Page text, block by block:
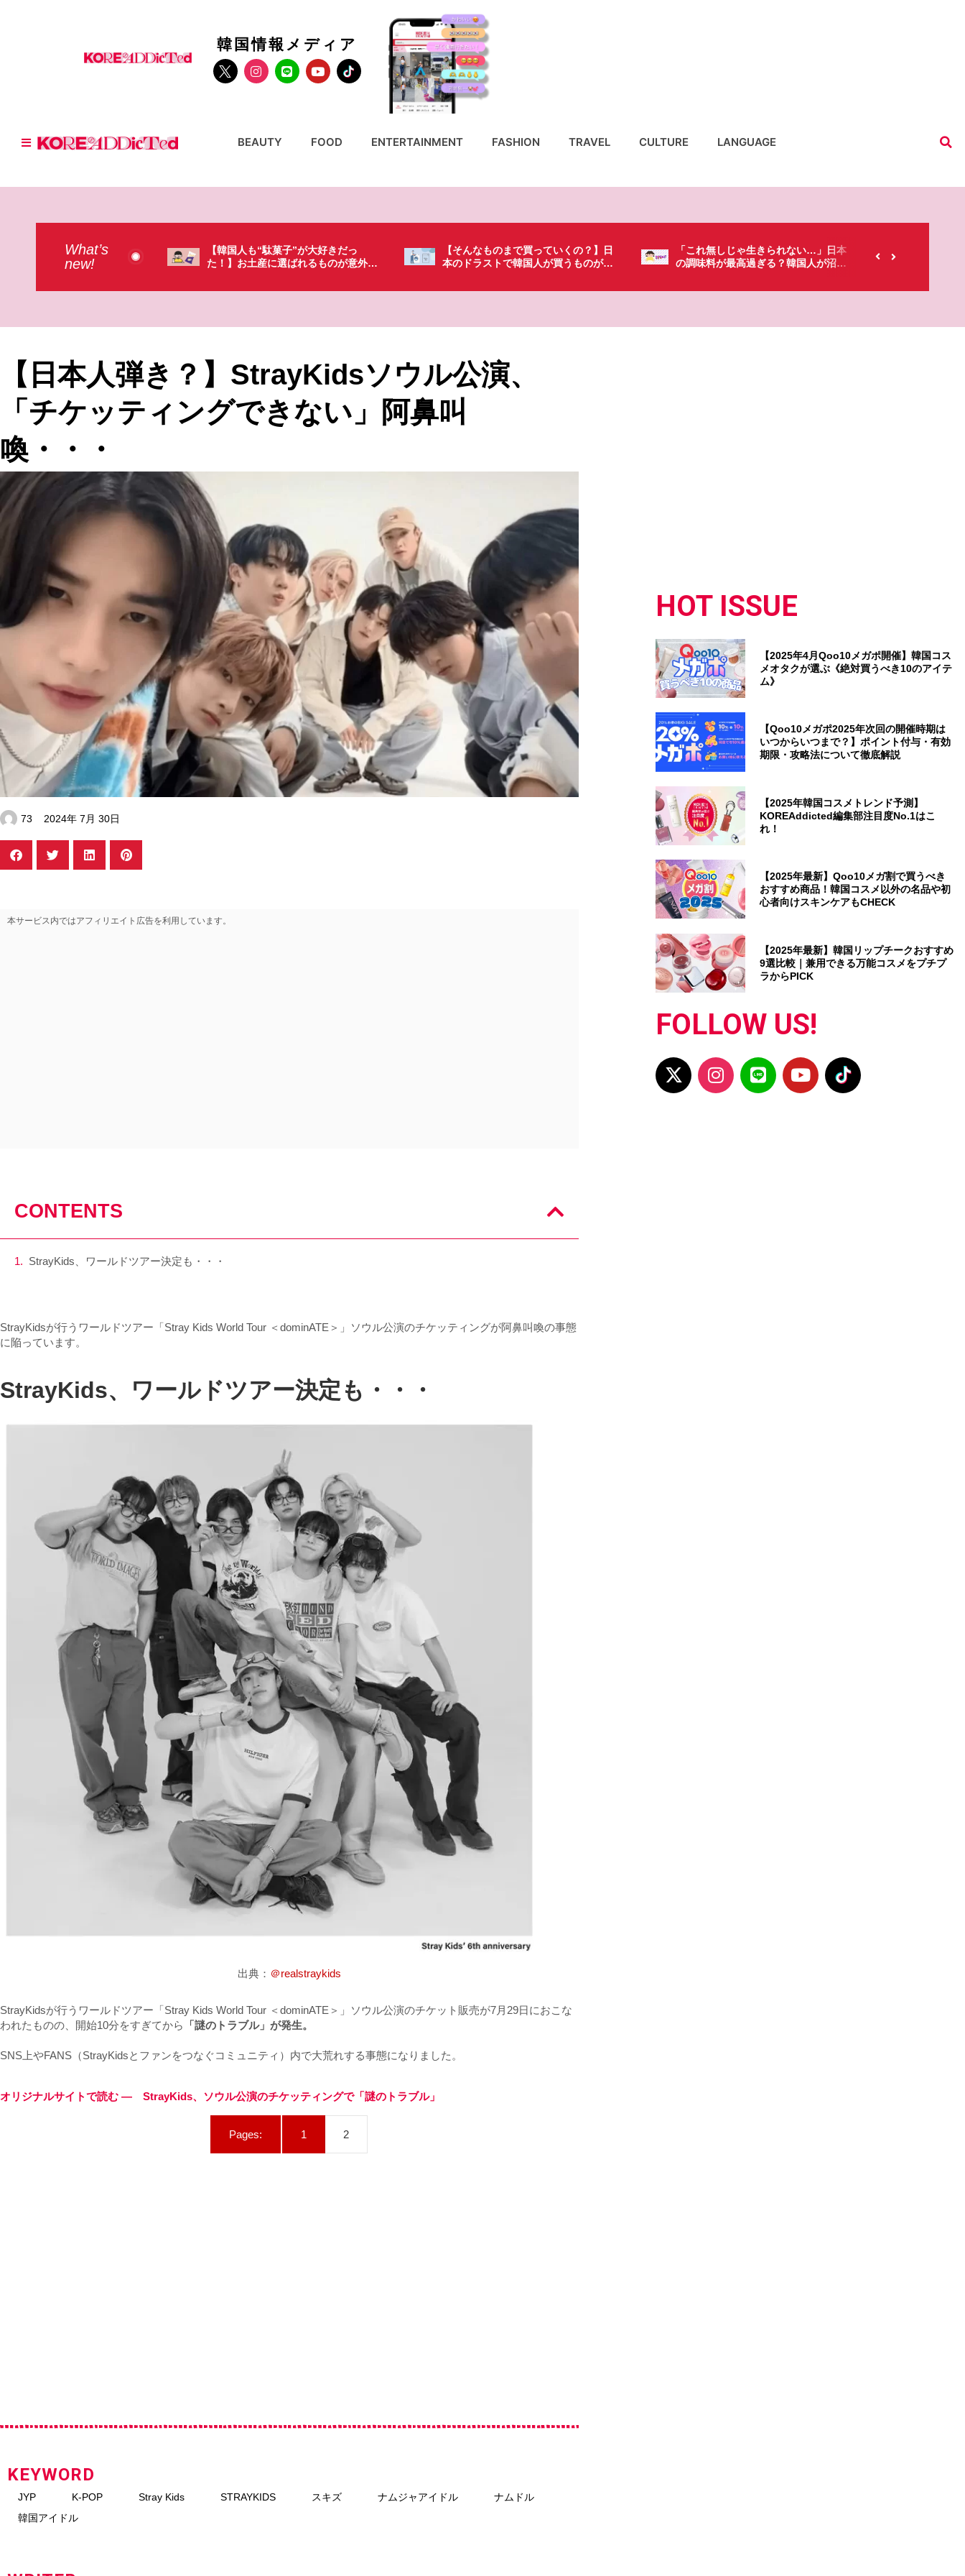
韓国情報メディア
BEAUTY FOOD ENTERTAINMENT FASHION TRAVEL CULTURE LANGUAGE
What’s
new!
国人も“駄菓子”が大好きだっ
】お土産に選ばれるものが意外過
【そんなものまで買っていくの？】日
本のドラストで韓国人が買うものがち
「これ無しじゃ生きられない…」日本
の調味料が最高過ぎる？韓国人が沼っ
【韓国にもあるのに…】なぜ日本のセ
ブンイレブンが韓国人に人気なの？
【日本人弾き？】StrayKidsソウル公演、
「チケッティングできない」阿鼻叫
喚・・・
73 2024年 7月 30日
本サービス内ではアフィリエイト広告を利用しています。
CONTENTS
StrayKids、ワールドツアー決定も・・・
StrayKidsが行うワールドツアー「Stray Kids World Tour ＜dominATE＞」ソウル公演のチケッティングが阿鼻叫喚の事態
に陥っています。
StrayKids、ワールドツアー決定も・・・
出典： ＠realstraykids
StrayKidsが行うワールドツアー「Stray Kids World Tour ＜dominATE＞」ソウル公演のチケット販売が7月29日におこな
われたものの、開始10分をすぎてから
「謎のトラブル」が発生。
SNS上やFANS（StrayKidsとファンをつなぐコミュニティ）内で大荒れする事態になりました。
オリジナルサイトで読む — StrayKids、ソウル公演のチケッティングで「謎のトラブル」
Pages: 1 2
KEYWORD
JYP K-POP Stray Kids STRAYKIDS スキズ ナムジャアイドル
ナムドル
韓国アイドル
HOT ISSUE
【2025年4月Qoo10メガポ開催】韓国コス
メオタクが選ぶ《絶対買うべき10のアイテ
ム》
【Qoo10メガポ2025年次回の開催時期は
いつからいつまで？】ポイント付与・有効
期限・攻略法について徹底解説
【2025年韓国コスメトレンド予測】
KOREAddicted編集部注目度No.1はこ
れ！
【2025年最新】Qoo10メガ割で買うべき
おすすめ商品！韓国コスメ以外の名品や初
心者向けスキンケアもCHECK
【2025年最新】韓国リップチークおすすめ
9選比較｜兼用できる万能コスメをプチプ
ラからPICK
FOLLOW US!